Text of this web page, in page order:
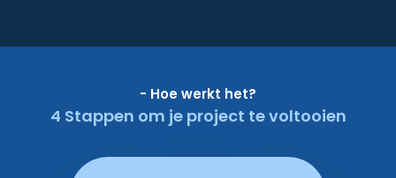
- Hoe werkt het?
4 Stappen om je project te voltooien